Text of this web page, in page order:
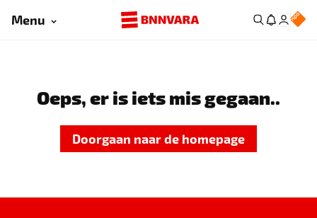
Menu
Oeps, er is iets mis gegaan..
Doorgaan naar de homepage